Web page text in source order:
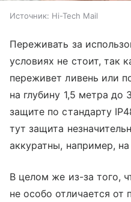
Источник: Hi-Tech Mail
Переживать за
условиях не стоит, так
переживет ливень или
на глубину 1,5 метра до
защите по стандарту
тут защита
аккуратны, например,
В целом же из-за того,
не особо отличается от